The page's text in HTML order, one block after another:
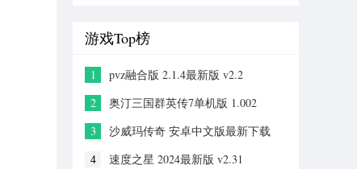
游戏Top榜
1
pvz融合版 2.1.4最新版 v2.2
2
奥汀三国群英传7单机版 1.002
3
沙威玛传奇 安卓中文版最新下载
4 速度之星 2024最新版 v2.31